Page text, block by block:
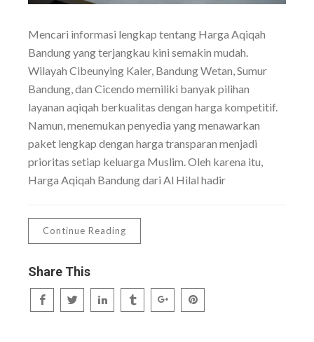
Mencari informasi lengkap tentang Harga Aqiqah
Bandung yang terjangkau kini semakin mudah.
Wilayah Cibeunying Kaler, Bandung Wetan, Sumur
Bandung, dan Cicendo memiliki banyak pilihan
layanan aqiqah berkualitas dengan harga kompetitif.
Namun, menemukan penyedia yang menawarkan
paket lengkap dengan harga transparan menjadi
prioritas setiap keluarga Muslim. Oleh karena itu,
Harga Aqiqah Bandung dari Al Hilal hadir
Continue Reading
Share This